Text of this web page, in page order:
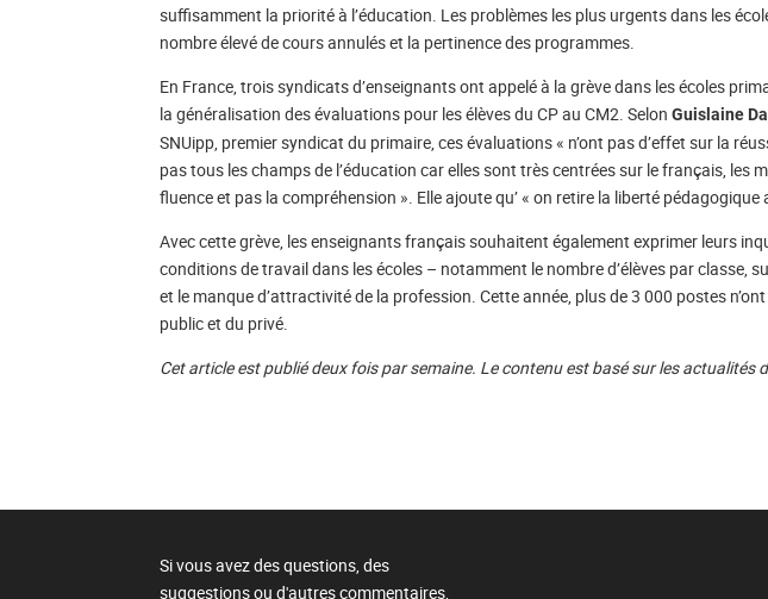
suffisamment la priorité à l’éducation. Les problèmes les plus urgents dans les
nombre élevé de cours annulés et la pertinence des programmes.
En France, trois syndicats d’enseignants ont appelé à la grève dans les écoles
la généralisation des évaluations pour les élèves du CP au CM2. SelonGuislaine
SNUipp, premier syndicat du primaire, ces évaluations « n’ont pas d’effet sur la
pas tous les champs de l’éducation car elles sont très centrées sur le français, les
fluence et pas la compréhension ». Elle ajoute qu’ « on retire la liberté pédagogique
Avec cette grève, les enseignants français souhaitent également exprimer leurs
conditions de travail dans les écoles – notamment le nombre d’élèves par classe,
et le manque d’attractivité de la profession. Cette année, plus de 3 000 postes
public et du privé.
Cet article est publié deux fois par semaine. Le contenu est basé sur les actualités
Si vous avez des questions, des
suggestions ou d'autres commentaires,